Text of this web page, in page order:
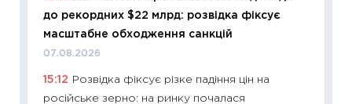
до рекордних $22 млрд: розвідка фіксує
масштабне обходження санкцій
07.08.2026
15:12
Розвідка фіксує різке падіння цін на
російське зерно: на ринку почалася